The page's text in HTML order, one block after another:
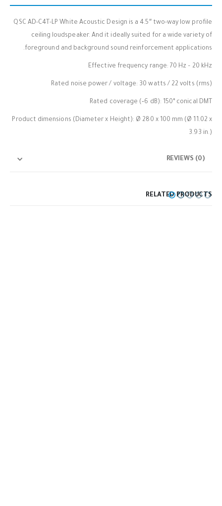
QSC AD-C4T-LP White Acoustic Design is a 4.5″ two-way low profile
ceiling loudspeaker. And it ideally suited for a wide variety of
foreground and background sound reinforcement applications.
Effective frequency range: 70 Hz – 20 kHz
Rated noise power / voltage: 30 watts / 22 volts (rms)
Rated coverage (‐6 dB): 150° conical DMT
Product dimensions (Diameter x Height): Ø 280 x 100 mm (Ø 11.02 x
3.93 in.)
REVIEWS (0)
RELATED PRODUCTS